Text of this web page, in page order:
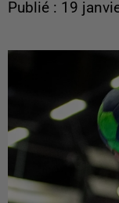
Publié : 19